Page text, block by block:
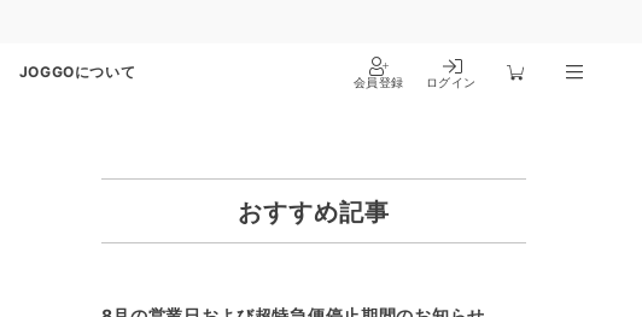
JOGGOについて
会員登録 ログイン
おすすめ記事